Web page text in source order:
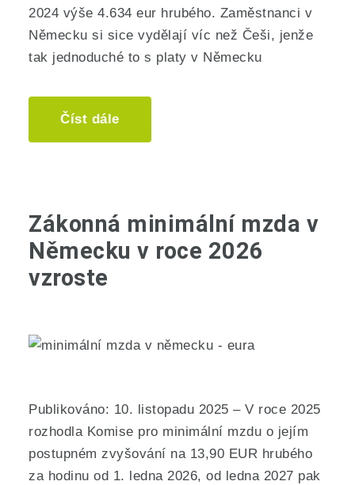
2024 výše 4.634 eur hrubého. Zaměstnanci v
Německu si sice vydělají víc než Češi, jenže
tak jednoduché to s platy v Německu
Číst dále
Zákonná minimální mzda v
Německu v roce 2026
vzroste
Publikováno: 10. listopadu 2025 – V roce 2025
rozhodla Komise pro minimální mzdu o jejím
postupném zvyšování na 13,90 EUR hrubého
za hodinu od 1. ledna 2026, od ledna 2027 pak